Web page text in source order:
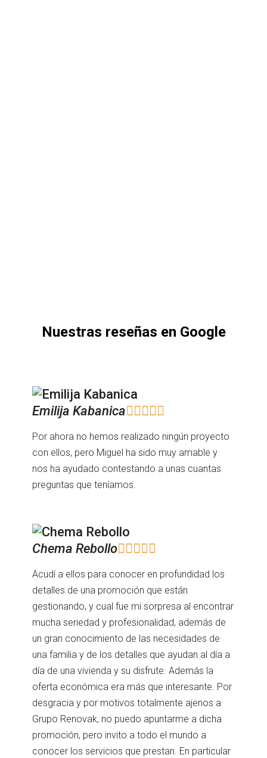
Nuestras reseñas en Google
Emilija Kabanica
Por ahora no hemos realizado ningún proyecto
con ellos, pero Miguel ha sido muy amable y
nos ha ayudado contestando a unas cuantas
preguntas que teníamos.
Chema Rebollo
Acudí a ellos para conocer en profundidad los
detalles de una promoción que están
gestionando, y cual fue mi sorpresa al encontrar
mucha seriedad y profesionalidad, además de
un gran conocimiento de las necesidades de
una familia y de los detalles que ayudan al día a
día de una vivienda y su disfrute. Además la
oferta económica era más que interesante. Por
desgracia y por motivos totalmente ajenos a
Grupo Renovak, no puedo apuntarme a dicha
promoción, pero invito a todo el mundo a
conocer los servicios que prestan. En particular